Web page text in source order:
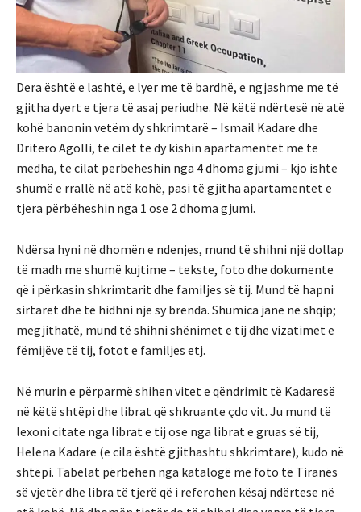
Dera është e lashtë, e lyer me të bardhë, e ngjashme me të
gjitha dyert e tjera të asaj periudhe. Në këtë ndërtesë në atë
kohë banonin vetëm dy shkrimtarë – Ismail Kadare dhe
Dritero Agolli, të cilët të dy kishin apartamentet më të
mëdha, të cilat përbëheshin nga 4 dhoma gjumi – kjo ishte
shumë e rrallë në atë kohë, pasi të gjitha apartamentet e
tjera përbëheshin nga 1 ose 2 dhoma gjumi.
Ndërsa hyni në dhomën e ndenjes, mund të shihni një dollap
të madh me shumë kujtime – tekste, foto dhe dokumente
që i përkasin shkrimtarit dhe familjes së tij. Mund të hapni
sirtarët dhe të hidhni një sy brenda. Shumica janë në shqip;
megjithatë, mund të shihni shënimet e tij dhe vizatimet e
fëmijëve të tij, fotot e familjes etj.
Në murin e përparmë shihen vitet e qëndrimit të Kadaresë
në këtë shtëpi dhe librat që shkruante çdo vit. Ju mund të
lexoni citate nga librat e tij ose nga librat e gruas së tij,
Helena Kadare (e cila është gjithashtu shkrimtare), kudo në
shtëpi. Tabelat përbëhen nga katalogë me foto të Tiranës
së vjetër dhe libra të tjerë që i referohen kësaj ndërtese në